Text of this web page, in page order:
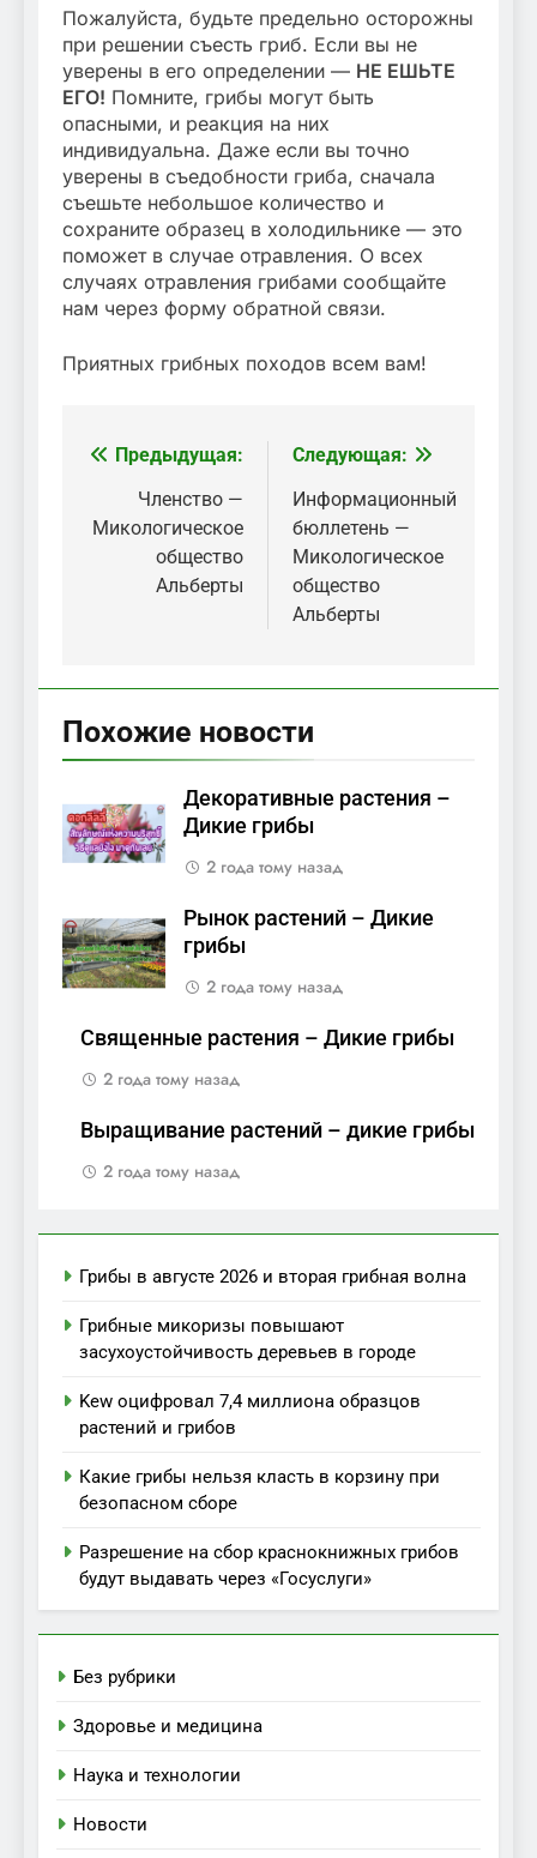
Пожалуйста, будьте предельно осторожны
при решении съесть гриб. Если вы не
уверены в его определении — НЕ ЕШЬТЕ
ЕГО! Помните, грибы могут быть
опасными, и реакция на них
индивидуальна. Даже если вы точно
уверены в съедобности гриба, сначала
съешьте небольшое количество и
сохраните образец в холодильнике — это
поможет в случае отравления. О всех
случаях отравления грибами сообщайте
нам через форму обратной связи.
Приятных грибных походов всем вам!
Навигация
записям
Предыдущая:
Членство —
Микологическое
общество
Альберты
Следующая:
Информационный
бюллетень —
Микологическое
общество
Альберты
Похожие новости
Декоративные растения –
Дикие грибы
2 года тому назад
Рынок растений – Дикие
грибы
2 года тому назад
Священные растения – Дикие грибы
2 года тому назад
Выращивание растений – дикие грибы
2 года тому назад
Грибы в августе 2026 и вторая грибная волна
Грибные микоризы повышают
засухоустойчивость деревьев в городе
Kew оцифровал 7,4 миллиона образцов
растений и грибов
Какие грибы нельзя класть в корзину при
безопасном сборе
Разрешение на сбор краснокнижных грибов
будут выдавать через «Госуслуги»
Без рубрики
Здоровье и медицина
Наука и технологии
Новости